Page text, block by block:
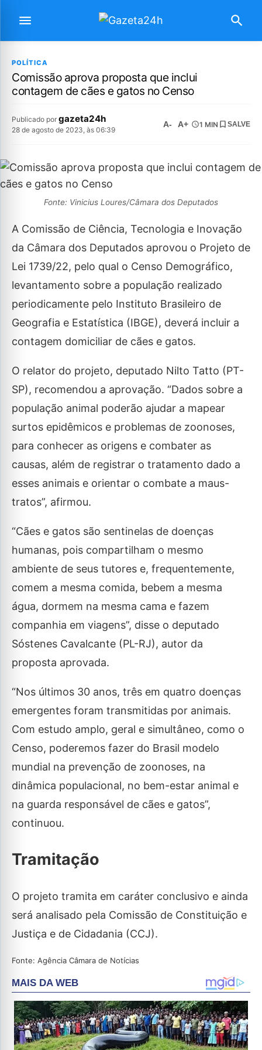
POLÍTICA
Comissão aprova proposta que inclui
contagem de cães e gatos no Censo
Publicado por gazeta24h
28 de agosto de 2023, às 06:39
A- A+ 1 MIN SALVE
Fonte: Vinicius Loures/Câmara dos Deputados
A Comissão de Ciência, Tecnologia e Inovação
da Câmara dos Deputados aprovou o Projeto de
Lei 1739/22, pelo qual o Censo Demográfico,
levantamento sobre a população realizado
periodicamente pelo Instituto Brasileiro de
Geografia e Estatística (IBGE), deverá incluir a
contagem domiciliar de cães e gatos.
O relator do projeto, deputado Nilto Tatto (PT-
SP), recomendou a aprovação. “Dados sobre a
população animal poderão ajudar a mapear
surtos epidêmicos e problemas de zoonoses,
para conhecer as origens e combater as
causas, além de registrar o tratamento dado a
esses animais e orientar o combate a maus-
tratos”, afirmou.
“Cães e gatos são sentinelas de doenças
humanas, pois compartilham o mesmo
ambiente de seus tutores e, frequentemente,
comem a mesma comida, bebem a mesma
água, dormem na mesma cama e fazem
companhia em viagens”, disse o deputado
Sóstenes Cavalcante (PL-RJ), autor da
proposta aprovada.
“Nos últimos 30 anos, três em quatro doenças
emergentes foram transmitidas por animais.
Com estudo amplo, geral e simultâneo, como o
Censo, poderemos fazer do Brasil modelo
mundial na prevenção de zoonoses, na
dinâmica populacional, no bem-estar animal e
na guarda responsável de cães e gatos”,
continuou.
Tramitação
O projeto tramita em caráter conclusivo e ainda
será analisado pela Comissão de Constituição e
Justiça e de Cidadania (CCJ).
Fonte: Agência Câmara de Notícias